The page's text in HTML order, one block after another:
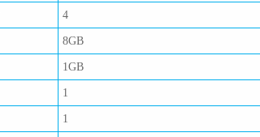
4
8GB
1GB
1
1